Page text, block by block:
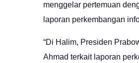
menggelar pertemuan
laporan perkembangan
“Di Halim, Presiden
Ahmad terkait laporan